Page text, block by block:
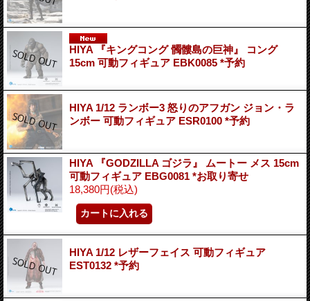
HIYA 『キングコング 髑髏島の巨神』 コング
15cm 可動フィギュア EBK0085 *予約
HIYA 1/12 ランボー3 怒りのアフガン ジョン・ラ
ンボー 可動フィギュア ESR0100 *予約
HIYA 『GODZILLA ゴジラ』 ムートー メス 15cm
可動フィギュア EBG0081 *お取り寄せ
18,380円(税込)
HIYA 1/12 レザーフェイス 可動フィギュア
EST0132 *予約